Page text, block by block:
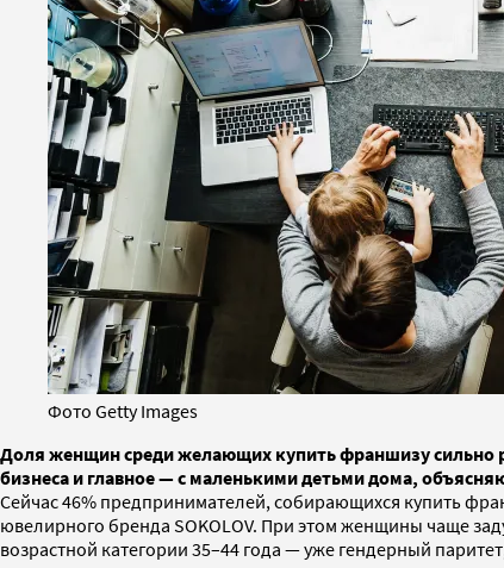
Фото Getty Images
Доля женщин среди желающих купить франшизу сильно
бизнеса и главное — с маленькими детьми дома,
Сейчас 46% предпринимателей, собирающихся купить
ювелирного бренда SOKOLOV. При этом женщины чаще
возрастной категории 35–44 года — уже гендерный